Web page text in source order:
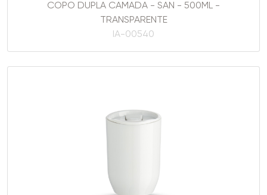
COPO DUPLA CAMADA - SAN - 500ML -
TRANSPARENTE
IA-00540